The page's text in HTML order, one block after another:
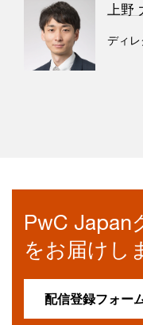
上野
ディ
PwC Japan
をお届けし
配信登録フォー